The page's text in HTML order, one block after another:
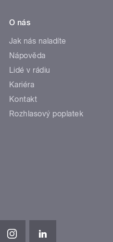
O nás
Jak nás naladíte
Nápověda
Lidé v rádiu
Kariéra
Kontakt
Rozhlasový poplatek